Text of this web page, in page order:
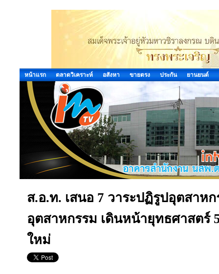
หน้าแรก ตลาดวิเคราะห์ อสังหา ขายตรง ประกัน ยานยนต์
ส.อ.ท. เสนอ 7 วาระปฏิรูปอุตสาห
อุตสาหกรรม เดินหน้ายุทธศาสตร์
ใหม่